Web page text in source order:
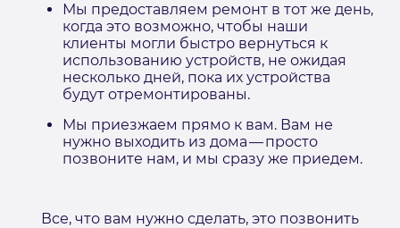
Мы предоставляем ремонт в тот же день,
когда это возможно, чтобы наши
клиенты могли быстро вернуться к
использованию устройств, не ожидая
несколько дней, пока их устройства
будут отремонтированы.
Мы приезжаем прямо к вам. Вам не
нужно выходить из дома — просто
позвоните нам, и мы сразу же приедем.
Все, что вам нужно сделать, это позвонить